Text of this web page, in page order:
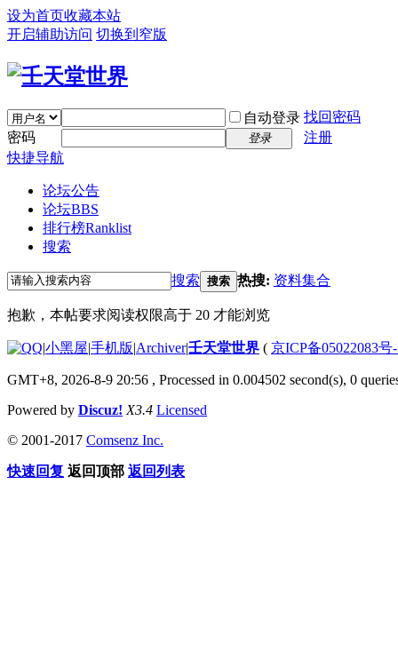
设为首页收藏本站
开启辅助访问 切换到窄版
自动登录 找回密码
密码
登录
注册
快捷导航
论坛公告
论坛BBS
排行榜Ranklist
搜索
搜索 搜索 热搜: 资料集合
抱歉，本帖要求阅读权限高于 20 才能浏览
|小黑屋|手机版|Archiver|壬天堂世界 ( 京ICP备05022083号
GMT+8, 2026-8-9 20:56 , Processed in 0.004502 second(s), 0
Powered by Discuz! X3.4 Licensed
© 2001-2017 Comsenz Inc.
快速回复 返回顶部 返回列表